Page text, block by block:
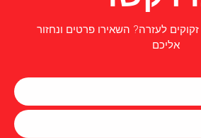
לעזרה? השאירו פרטים ונחזור
אליכם